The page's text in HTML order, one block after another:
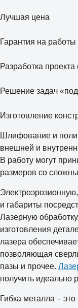
Лучшая цена
Гарантия на работы
Разработка проекта
Решение задач
Изготовление
Шлифование и
внешней и
В работу могут
размеров со
и габариты
Лазерную
изготовления
лазера
позволяющая
пазы и прочее.
получить идеально
Гибка металла –